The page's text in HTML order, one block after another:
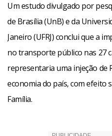
Um estudo divulgado por
de Brasília (UnB) e da
Janeiro (UFRJ) conclui que a
no transporte público nas 27
representaria uma injeção de
economia do país, com efeito
Família.